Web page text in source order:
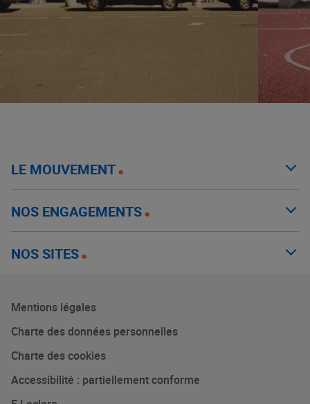
LE MOUVEMENT
NOS ENGAGEMENTS
NOS SITES
Mentions légales
Charte des données personnelles
Charte des cookies
Accessibilité : partiellement conforme